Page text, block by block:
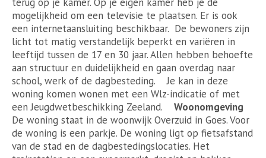
mogelijkheid om een televisie te plaatsen. Er is ook
een internetaansluiting beschikbaar. De bewoners zijn
licht tot matig verstandelijk beperkt en variëren in
leeftijd tussen de 17 en 30 jaar. Allen hebben behoefte
aan structuur en duidelijkheid en gaan overdag naar
school, werk of de dagbesteding. Je kan in deze
woning komen wonen met een Wlz-indicatie of met
een Jeugdwetbeschikking Zeeland. Woonomgeving
De woning staat in de woonwijk Overzuid in Goes. Voor
de woning is een parkje. De woning ligt op fietsafstand
van de stad en de dagbestedingslocaties. Het